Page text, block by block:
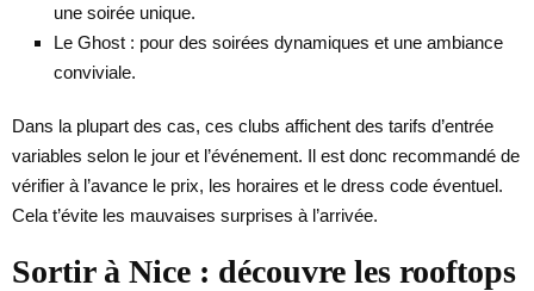
une soirée unique.
Le Ghost : pour des soirées dynamiques et une ambiance
conviviale.
Dans la plupart des cas, ces clubs affichent des tarifs d’entrée
variables selon le jour et l’événement. Il est donc recommandé de
vérifier à l’avance le prix, les horaires et le dress code éventuel.
Cela t’évite les mauvaises surprises à l’arrivée.
Sortir à Nice : découvre les rooftops